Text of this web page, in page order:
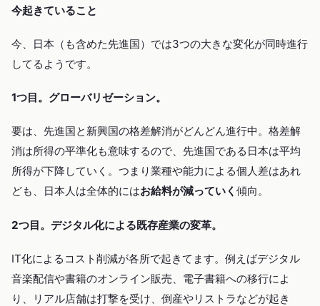
今起きていること
今、日本（も含めた先進国）では3つの大きな変化が同時進行
してるようです。
1つ目。グローバリゼーション。
要は、先進国と新興国の格差解消がどんどん進行中。格差解
消は所得の平準化も意味するので、先進国である日本は平均
所得が下降していく。つまり業種や能力による個人差はあれ
ども、日本人は全体的にはお給料が減っていく 傾向。
2つ目。デジタル化による既存産業の変革。
IT化によるコスト削減が各所で起きてます。例えばデジタル
音楽配信や書籍のオンライン販売、電子書籍への移行によ
り、リアル店舗は打撃を受け、倒産やリストラなどが起き